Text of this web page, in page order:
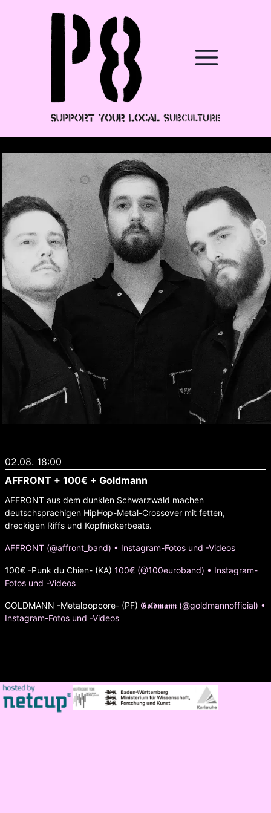
02.08. 18:00
AFFRONT + 100€ + Goldmann
AFFRONT aus dem dunklen Schwarzwald machen
deutschsprachigen HipHop-Metal-Crossover mit fetten,
dreckigen Riffs und Kopfnickerbeats.
AFFRONT (@affront_band) • Instagram-Fotos und -Videos
100€ -Punk du Chien- (KA) 100€ (@100euroband) • Instagram-
Fotos und -Videos
GOLDMANN -Metalpopcore- (PF) 𝕲𝖔𝖑𝖉𝖒𝖆𝖓𝖓 (@goldmannofficial) •
Instagram-Fotos und -Videos